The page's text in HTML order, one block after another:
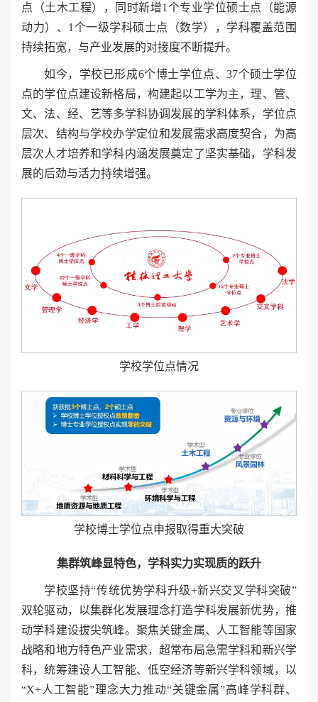
点（土木工程），同时新增1个专业学位硕士点（能源
动力）、1个一级学科硕士点（数学），学科覆盖范围
持续拓宽，与产业发展的对接度不断提升。
如今，学校已形成6个博士学位点、37个硕士学位
点的学位点建设新格局，构建起以工学为主，理、管、
文、法、经、艺等多学科协调发展的学科体系，学位点
层次、结构与学校办学定位和发展需求高度契合，为高
层次人才培养和学科内涵发展奠定了坚实基础，学科发
展的后劲与活力持续增强。
学校学位点情况
学校博士学位点申报取得重大突破
集群筑峰显特色，学科实力实现质的跃升
学校坚持“传统优势学科升级+新兴交叉学科突破”
双轮驱动，以集群化发展理念打造学科发展新优势，推
动学科建设拔尖筑峰。聚焦关键金属、人工智能等国家
战略和地方特色产业需求，超常布局急需学科和新兴学
科，统筹建设人工智能、低空经济等新兴学科领域，以
“X+人工智能”理念大力推动“关键金属”高峰学科群、